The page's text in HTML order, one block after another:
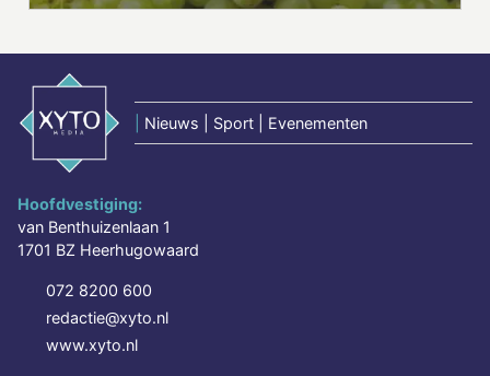
Nieuws | Sport | Evenementen
Hoofdvestiging:
van Benthuizenlaan 1
1701 BZ Heerhugowaard
072 8200 600
redactie@xyto.nl
www.xyto.nl